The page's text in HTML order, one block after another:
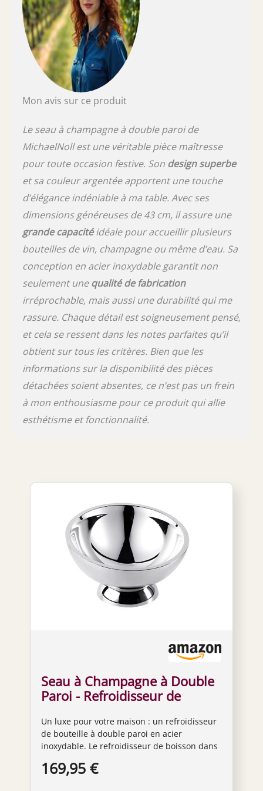
argentée. La couleur argentée est très
intemporelle dans le domaine des
accessoires de maison et des meubles et
s'intègre bien dans tous les styles d'intérieur.
En outre, la couleur argentée dégage
toujours une touche de luxe et d'élégance.
L'argent se combine également bien avec l'or.
Dimensions : hauteur 24 cm, diamètre du
refroidisseur : 43 cm
Mon avis sur ce produit
Le seau à champagne à double paroi de
MichaelNoll est une véritable pièce maîtresse
pour toute occasion festive. Son design superbe
et sa couleur argentée apportent une touche
d’élégance indéniable à ma table. Avec ses
dimensions généreuses de 43 cm, il assure une
grande capacitéidéale pour accueillir plusieurs
bouteilles de vin, champagne ou même d’eau. Sa
conception en acier inoxydable garantit non
seulement unequalité de fabrication
irréprochable, mais aussi une durabilité qui me
rassure. Chaque détail est soigneusement pensé,
et cela se ressent dans les notes parfaites qu’il
obtient sur tous les critères. Bien que les
informations sur la disponibilité des pièces
détachées soient absentes, ce n’est pas un frein
à mon enthousiasme pour ce produit qui allie
esthétisme et fonctionnalité.
Seau à Champagne à Double
Paroi - Refroidisseur de
Argenté - Pour Eau, Vin et
Champagne - 43 cm
Un luxe pour votre maison : un refroidisseur
de bouteille à double paroi en acier
inoxydable. Le refroidisseur de boisson dans
pratique, mais aussi un accroche-regard. Ce
169,95 €